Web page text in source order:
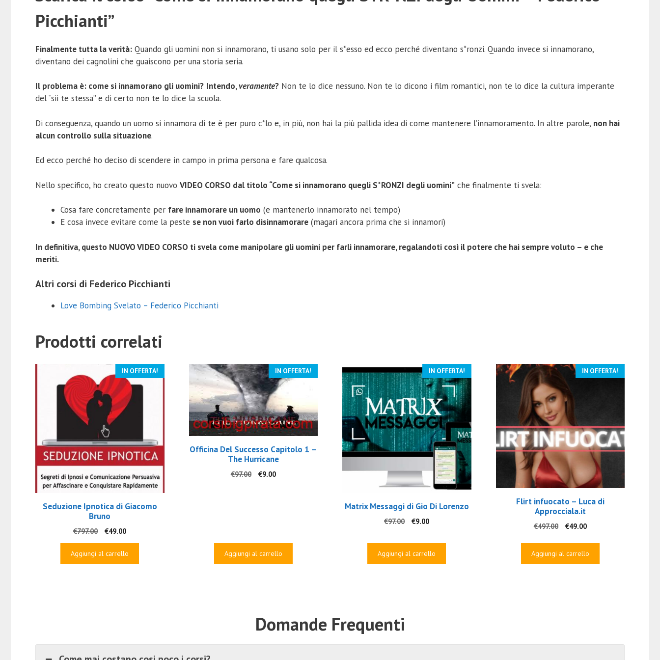
Picchianti”
Finalmente tutta la verità: Quando gli uomini non si innamorano, ti usano solo per il s*esso ed ecco perché diventano s*ronzi. Quando invece si innamorano,
diventano dei cagnolini che guaiscono per una storia seria.
Il problema è: come si innamorano gli uomini? Intendo,veramente? Non te lo dice nessuno. Non te lo dicono i film romantici, non te lo dice la cultura imperante
del “sii te stessa” e di certo non te lo dice la scuola.
Di conseguenza, quando un uomo si innamora di te è per puro c*lo e, in più, non hai la più pallida idea di come mantenere l’innamoramento. In altre parole, non hai
alcun controllo sulla situazione.
Ed ecco perché ho deciso di scendere in campo in prima persona e fare qualcosa.
Nello specifico, ho creato questo nuovo VIDEO CORSO dal titolo “Come si innamorano quegli S*RONZI degli uomini” che finalmente ti svela:
Cosa fare concretamente per fare innamorare un uomo (e mantenerlo innamorato nel tempo)
E cosa invece evitare come la peste se non vuoi farlo disinnamorare (magari ancora prima che si innamori)
In definitiva, questo NUOVO VIDEO CORSO ti svela come manipolare gli uomini per farli innamorare, regalandoti così il potere che hai sempre voluto – e che
meriti.
Altri corsi di Federico Picchianti
Love Bombing Svelato – Federico Picchianti
Prodotti correlati
IN OFFERTA!
Seduzione Ipnotica di Giacomo
Bruno
€797.00
Il
originale
€49.00Il
attuale
Aggiungi al carrello
IN OFFERTA!
Officina Del Successo Capitolo 1 –
The Hurricane
€97.00
Il
€9.00Il
Aggiungi al carrello
IN OFFERTA!
Matrix Messaggi di Gio Di Lorenzo
€97.00
Il
originale
era:
€9.00Il
attuale
è:
Aggiungi al carrello
IN OFFERTA!
Flirt infuocato – Luca di
Approcciala.it
€497.00
Il
originale
era:
€497.00.
€49.00Il
attuale
è:
€49.00.
Aggiungi al carrello
Domande Frequenti